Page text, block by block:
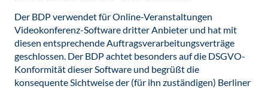
Der BDP verwendet für Online-Veranstaltungen
Videokonferenz-Software dritter Anbieter und hat mit
diesen entsprechende Auftragsverarbeitungsverträge
geschlossen. Der BDP achtet besonders auf die DSGVO-
Konformität dieser Software und begrüßt die
konsequente Sichtweise der (für ihn zuständigen) Berliner